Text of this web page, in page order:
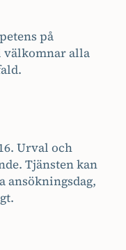
på
välkomnar alla
Urval och
Tjänsten kan